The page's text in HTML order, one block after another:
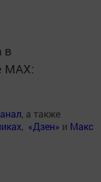
в
MАХ:
, а также
, «Дзен» и Макс